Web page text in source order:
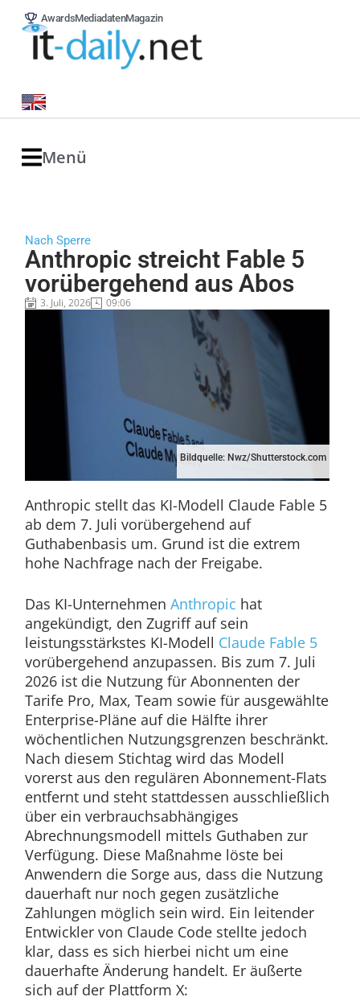
AwardsMediadatenMagazin
Menü
Nach Sperre
Anthropic streicht Fable 5
vorübergehend aus Abos
3. Juli, 2026 09:06
Bildquelle: Nwz/Shutterstock.com
Anthropic stellt das KI-Modell Claude Fable 5
ab dem 7. Juli vorübergehend auf
Guthabenbasis um. Grund ist die extrem
hohe Nachfrage nach der Freigabe.
Das KI-Unternehmen Anthropic hat
angekündigt, den Zugriff auf sein
leistungsstärkstes KI-Modell Claude Fable 5
vorübergehend anzupassen. Bis zum 7. Juli
2026 ist die Nutzung für Abonnenten der
Tarife Pro, Max, Team sowie für ausgewählte
Enterprise-Pläne auf die Hälfte ihrer
wöchentlichen Nutzungsgrenzen beschränkt.
Nach diesem Stichtag wird das Modell
vorerst aus den regulären Abonnement-Flats
entfernt und steht stattdessen ausschließlich
über ein verbrauchsabhängiges
Abrechnungsmodell mittels Guthaben zur
Verfügung. Diese Maßnahme löste bei
Anwendern die Sorge aus, dass die Nutzung
dauerhaft nur noch gegen zusätzliche
Zahlungen möglich sein wird. Ein leitender
Entwickler von Claude Code stellte jedoch
klar, dass es sich hierbei nicht um eine
dauerhafte Änderung handelt. Er äußerte
sich auf der Plattform X: